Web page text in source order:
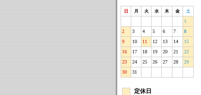
日 月 火 水 木 金 土
1
2
3 4 5 6 7
8
9
10 11 12 13 14
15
16
17 18 19 20 21
22
23
24 25 26 27 28
29
30
31
定休日